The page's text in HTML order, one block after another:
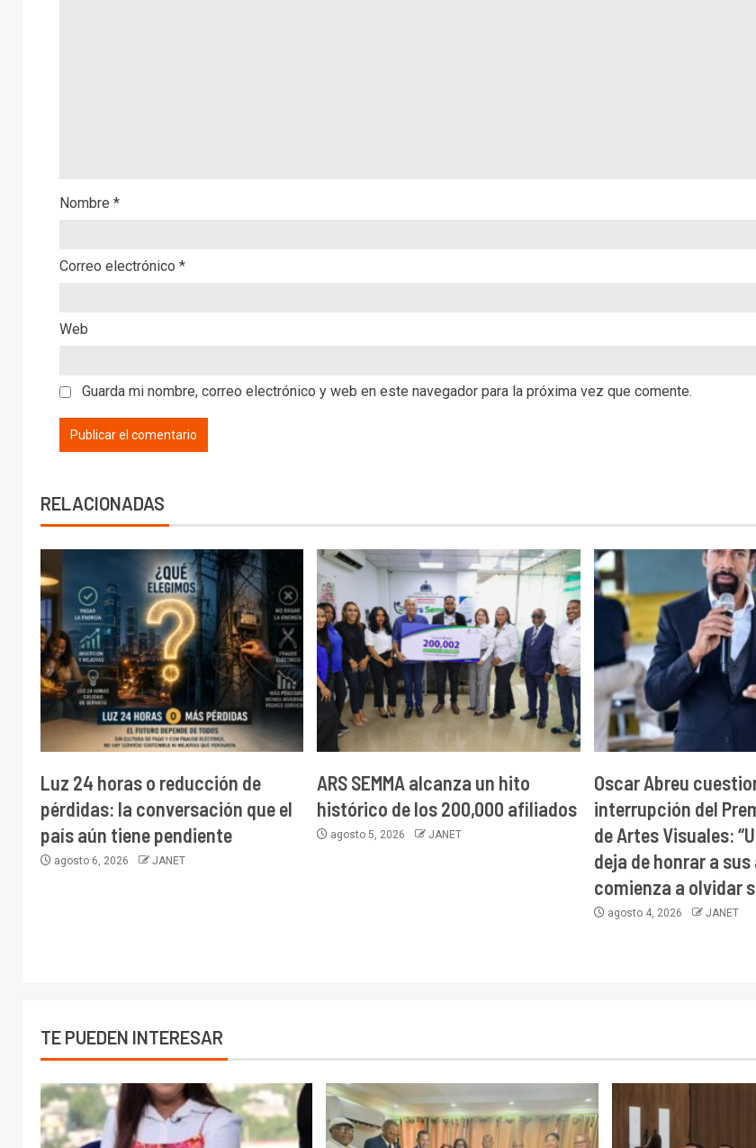
Nombre *
Correo electrónico *
Web
Guarda mi nombre, correo electrónico y web en este navegador para la próxima vez que comente.
RELACIONADAS
Luz 24 horas o reducción de
pérdidas: la conversación que el
país aún tiene pendiente
agosto 6, 2026 JANET
ARS SEMMA alcanza un hito
histórico de los 200,000 afiliados
agosto 5, 2026 JANET
Oscar Abreu
interrupción del
de Artes Visuales:
deja de honrar a
comienza a olvidar
agosto 4, 2026 JANET
TE PUEDEN INTERESAR